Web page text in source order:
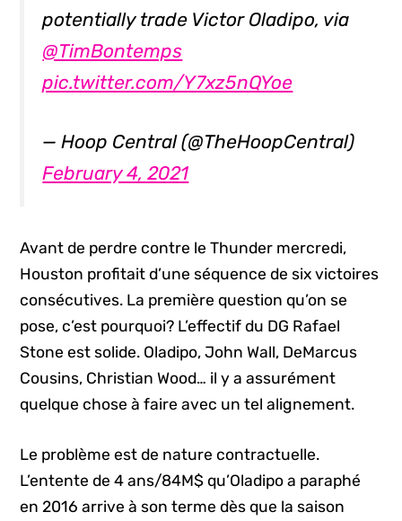
potentially trade Victor Oladipo, via
@TimBontemps
pic.twitter.com/Y7xz5nQYoe
— Hoop Central (@TheHoopCentral)
February 4, 2021
Avant de perdre contre le Thunder mercredi,
Houston profitait d’une séquence de six victoires
consécutives. La première question qu’on se
pose, c’est pourquoi? L’effectif du DG Rafael
Stone est solide. Oladipo, John Wall, DeMarcus
Cousins, Christian Wood… il y a assurément
quelque chose à faire avec un tel alignement.
Le problème est de nature contractuelle.
L’entente de 4 ans/84M$ qu’Oladipo a paraphé
en 2016 arrive à son terme dès que la saison